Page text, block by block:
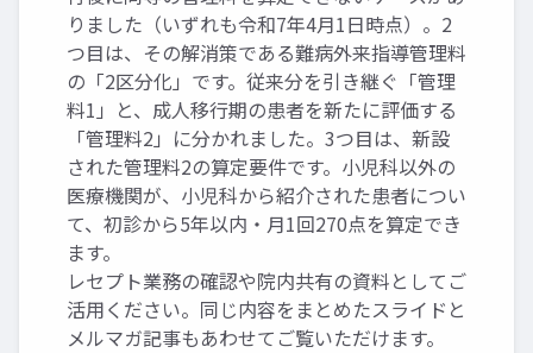
りました（いずれも令和7年4月1日時点）。2
つ目は、その解消策である難病外来指導管理料
の「2区分化」です。従来分を引き継ぐ「管理
料1」と、成人移行期の患者を新たに評価する
「管理料2」に分かれました。3つ目は、新設
された管理料2の算定要件です。小児科以外の
医療機関が、小児科から紹介された患者につい
て、初診から5年以内・月1回270点を算定でき
ます。
レセプト業務の確認や院内共有の資料としてご
活用ください。同じ内容をまとめたスライドと
メルマガ記事もあわせてご覧いただけます。